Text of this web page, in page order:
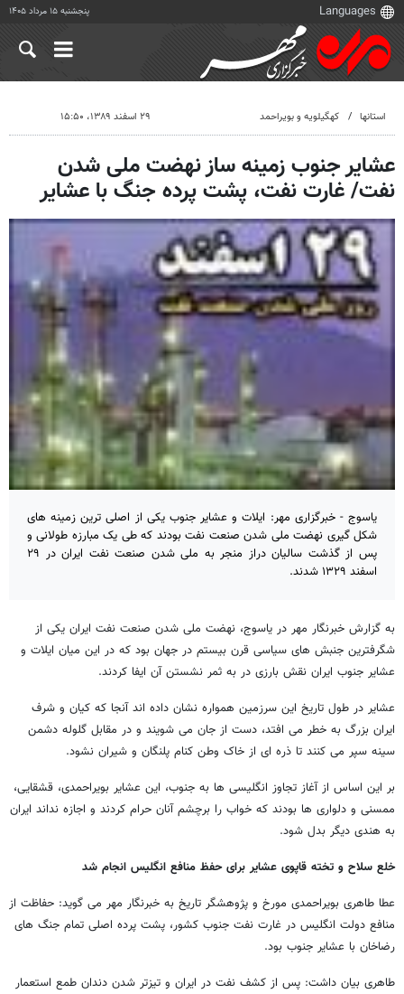
پنجشنبه ۱۵ مرداد ۱۴۰۵
استانها کهگیلویه و بویراحمد ۲۹ اسفند ۱۳۸۹، ۱۵:۵۰
عشایر جنوب زمینه ساز نهضت ملی شدن
نفت/ غارت نفت، پشت پرده جنگ با عشایر
یاسوج - خبرگزاری مهر: ایلات و عشایر جنوب یکی از اصلی ترین زمینه های
شکل گیری نهضت ملی شدن صنعت نفت بودند که طی یک مبارزه طولانی و
پس از گذشت سالیان دراز منجر به ملی شدن صنعت نفت ایران در ۲۹
اسفند ۱۳۲۹ شدند.
به گزارش خبرنگار مهر در یاسوج، نهضت ملی شدن صنعت نفت ایران یکی از
شگرفترین جنبش های سیاسی قرن بیستم در جهان بود که در این میان ایلات و
عشایر جنوب ایران نقش بارزی در به ثمر نشستن آن ایفا کردند.
عشایر در طول تاریخ این سرزمین همواره نشان داده اند آنجا که کیان و شرف
ایران بزرگ به خطر می افتد، دست از جان می شویند و در مقابل گلوله دشمن
سینه سپر می کنند تا ذره ای از خاک وطن کنام پلنگان و شیران نشود.
بر این اساس از آغاز تجاوز انگلیسی ها به جنوب، این عشایر بویراحمدی، قشقایی،
ممسنی و دلواری ها بودند که خواب را برچشم آنان حرام کردند و اجازه نداند ایران
به هندی دیگر بدل شود.
خلع سلاح و تخته قاپوی عشایر برای حفظ منافع انگلیس انجام شد
عطا طاهری بویراحمدی مورخ و پژوهشگر تاریخ به خبرنگار مهر می گوید: حفاظت از
منافع دولت انگلیس در غارت نفت جنوب کشور، پشت پرده اصلی تمام جنگ های
رضاخان با عشایر جنوب بود.
طاهری بیان داشت: پس از کشف نفت در ایران و تیزتر شدن دندان طمع استعمار